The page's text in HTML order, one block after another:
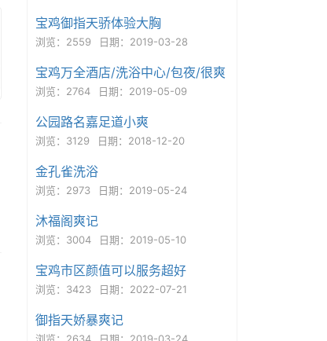
宝鸡御指天骄体验大胸
浏览：2559 日期：2019-03-28
宝鸡万全酒店/洗浴中心/包夜/很爽
浏览：2764 日期：2019-05-09
公园路名嘉足道小爽
浏览：3129 日期：2018-12-20
金孔雀洗浴
浏览：2973 日期：2019-05-24
沐福阁爽记
浏览：3004 日期：2019-05-10
宝鸡市区颜值可以服务超好
浏览：3423 日期：2022-07-21
御指天娇暴爽记